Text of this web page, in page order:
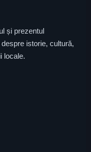
și prezentul
istorie, cultură,
locale.